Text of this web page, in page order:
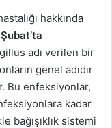
hakkında
adı verilen bir
genel adıdır
Bu enfeksiyonlar,
kadar
bağışıklık sistemi